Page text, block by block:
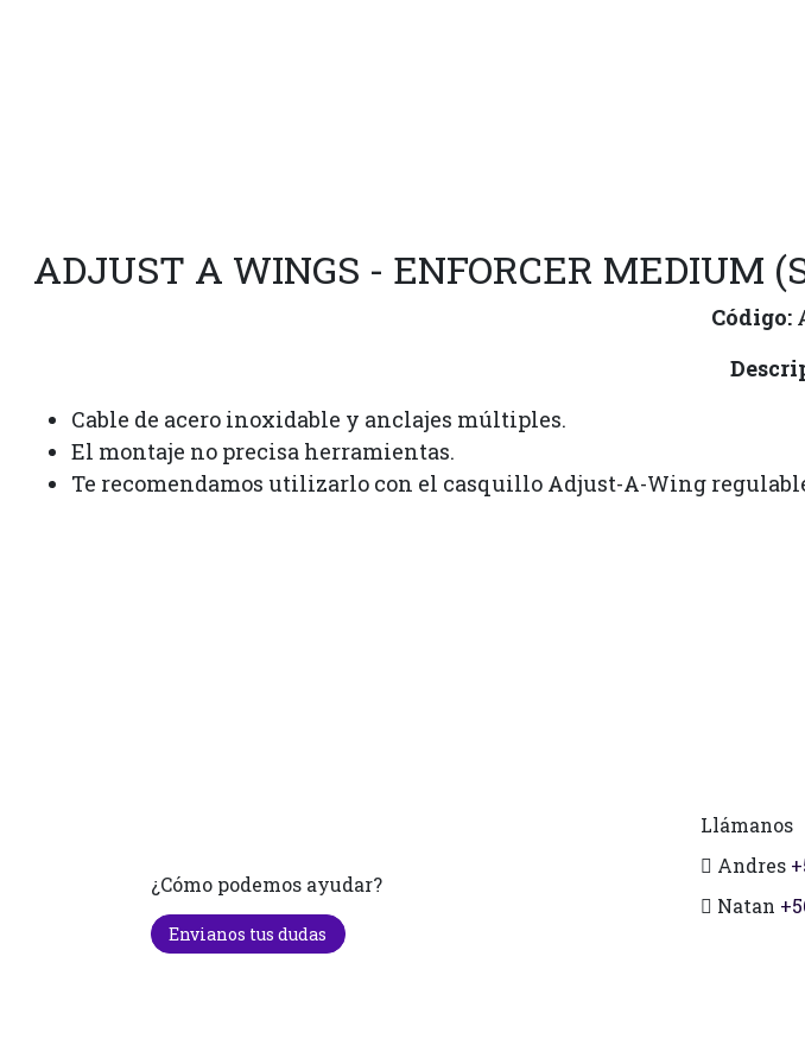
ADJUST A WINGS - ENFORCER MEDIUM
Código:
Cable de acero inoxidable y anclajes múltiples.
El montaje no precisa herramientas.
Te recomendamos utilizarlo con el casquillo Adjust-A-Wing
¿Cómo podemos ayudar?
Envianos tus dudas
Llámanos
Andres
Natan